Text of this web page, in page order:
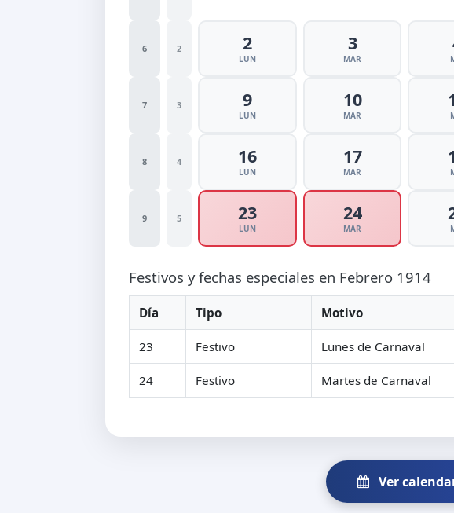
6 2 2
LUN
3
MAR
7 3 9
LUN
10
MAR
8 4 16
LUN
17
MAR
9 5 23
LUN
24
MAR
Festivos y fechas especiales en Febrero 1914
Día Tipo Motivo
23 Festivo Lunes de Carnaval
24 Festivo Martes de Carnaval
Ver